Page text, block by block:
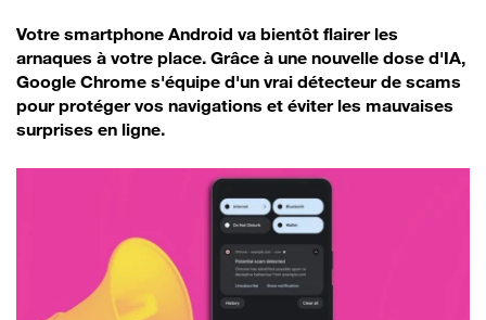
Votre smartphone Android va bientôt flairer les
arnaques à votre place. Grâce à une nouvelle dose d'IA,
Google Chrome s'équipe d'un vrai détecteur de scams
pour protéger vos navigations et éviter les mauvaises
surprises en ligne.